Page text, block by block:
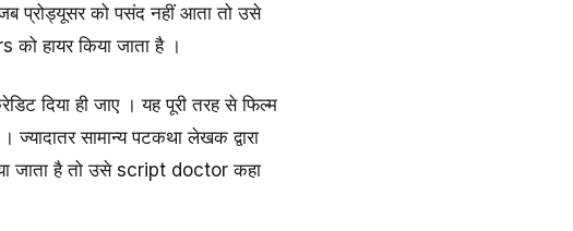
प्रोड्यूसर को पसंद नहीं आता तो उसे
हायर किया जाता है ।
दिया ही जाए । यह पूरी तरह से फिल्म
सामान्य पटकथा लेखक द्वारा
जाता है तो उसे script doctor कहा